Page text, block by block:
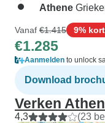
Athene
Vanaf €1.415 9%
€1.285
Aanmelden to unlock
Download
Verken
4,3 (23